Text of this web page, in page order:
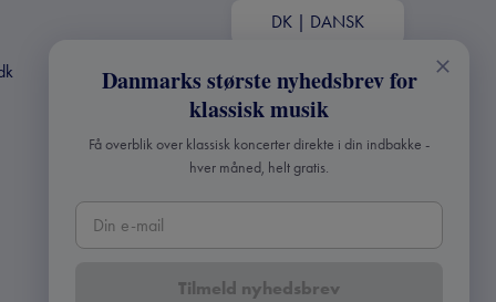
DK | DANSK
Danmarks største nyhedsbrev for
klassisk musik
Få overblik over klassisk koncerter direkte i din indbakke -
hver måned, helt gratis.
Tilmeld nyhedsbrev